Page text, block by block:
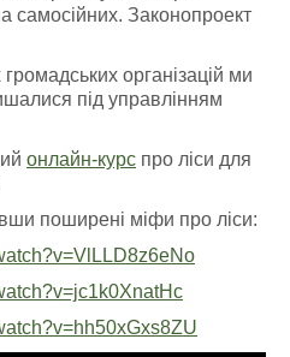
самосійних. Законопроект
організацій ми
під управлінням
онлайн-курс про ліси для
поширені міфи про ліси: